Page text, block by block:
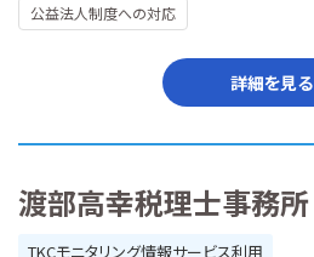
公益法人制度への対応
詳細を見る
渡部高幸税理士事務所
TKCモニタリング情報サービス利用